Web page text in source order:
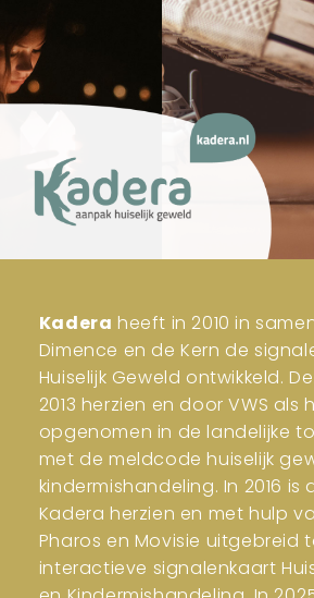
Kadera heeft in 2010 in
Dimence en de Kern de
Huiselijk Geweld ontwikkeld.
2013 herzien en door VWS als
opgenomen in de landelijke
met de meldcode huiselijk
kindermishandeling. In 2016
Kadera herzien en met hulp
Pharos en Movisie uitgebreid
interactieve signalenkaart